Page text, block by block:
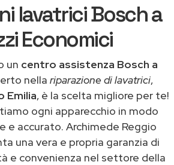
lavatrici Bosch a
Economici
un centro assistenza Bosch a
nella riparazione di lavatrici,
Emilia, è la scelta migliore per te!
ogni apparecchio in modo
e accurato. Archimede Reggio
una vera e propria garanzia di
e convenienza nel settore della